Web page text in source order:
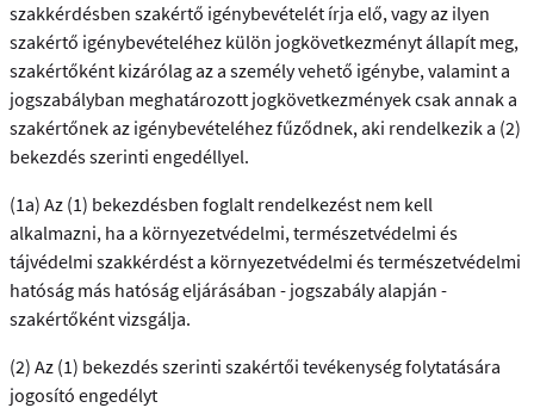
szakkérdésben szakértő igénybevételét írja elő, vagy az ilyen
szakértő igénybevételéhez külön jogkövetkezményt állapít meg,
szakértőként kizárólag az a személy vehető igénybe, valamint a
jogszabályban meghatározott jogkövetkezmények csak annak a
szakértőnek az igénybevételéhez fűződnek, aki rendelkezik a (2)
bekezdés szerinti engedéllyel.
(1a) Az (1) bekezdésben foglalt rendelkezést nem kell
alkalmazni, ha a környezetvédelmi, természetvédelmi és
tájvédelmi szakkérdést a környezetvédelmi és természetvédelmi
hatóság más hatóság eljárásában - jogszabály alapján -
szakértőként vizsgálja.
(2) Az (1) bekezdés szerinti szakértői tevékenység folytatására
jogosító engedélyt